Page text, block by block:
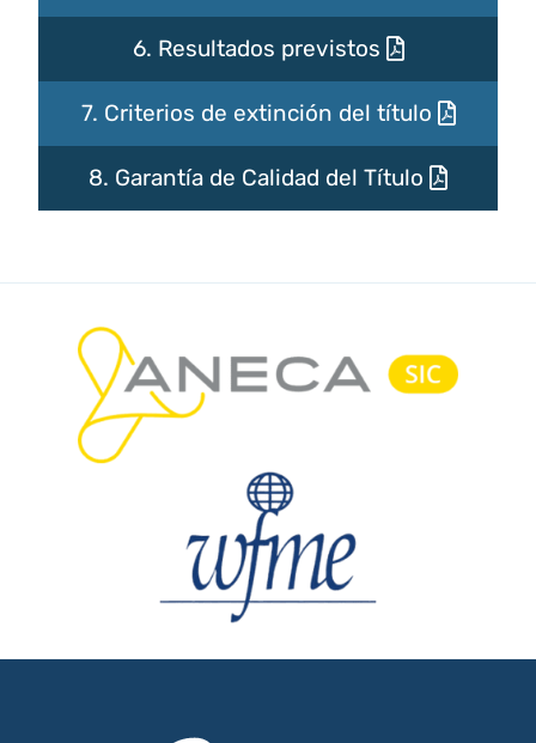
6. Resultados previstos
7. Criterios de extinción del título
8. Garantía de Calidad del Título